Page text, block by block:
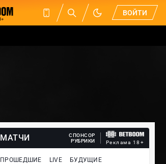
ВОЙТИ
МАТЧИ
СПОНСОР
РУБРИКИ
Реклама 18+
ПРОШЕДШИЕ LIVE БУДУЩИЕ